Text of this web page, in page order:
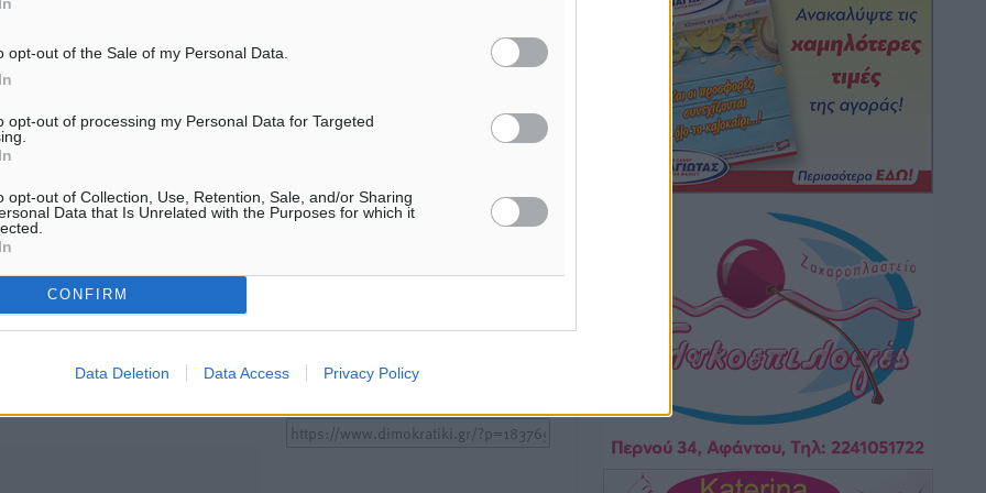
opt-out of the Sale of my Personal Data.
opt-out of processing my Personal Data for Targeted
opt-out of Collection, Use, Retention, Sale, and/or Sharing
Data that Is Unrelated with the Purposes for which it
CONFIRM
Data Deletion Data Access Privacy Policy
πρωτοβουλία για τις
τιμές – Eρχονται νέες
· 11:20
15 Αυγούστου 2026: Πώς θα
πληρωθούν όσοι εργαστούν την
08.08.26 · 11:15
Η Δημοκρατική δεν υιοθετεί
όποια σχόλια θεωρούμε
Χρήστες που δεν τηρούν
Υπενθύμιση:
είδησης από άλλες ιστοσελίδες
παρακάτω παρεχόμενου
άρθρο της Δημοκρατικής.
• πριν 6 ώρες
Γ. Χατζημάρκος: “Δύο μεγάλες
δεσμεύσεις Γεωργιάδη” – Κίνητρα για
τους γιατρούς των νησιών και
συνεργασία Ρόδου με το Αττικόν για το
Ακτινοθεραπευτικό
πριν 6 ώρες
Σούπερ μάρκετ: Διευρύνεται η εθνική
πρωτοβουλία για τις τιμές – Eρχονται
νέες συμμετοχές εταιρειών
• πριν 6 ώρες
Συνελήφθησαν έξι άτομα για
ηχορύπανση από καταστήματα στο
Νότιο Αιγαίο